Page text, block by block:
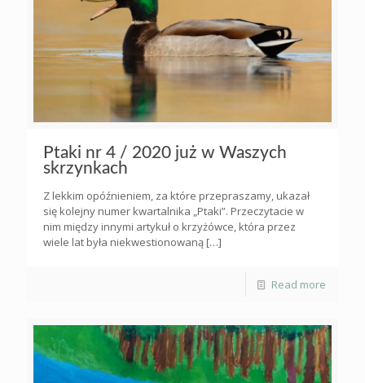
Ptaki nr 4 / 2020 już w Waszych
skrzynkach
Z lekkim opóźnieniem, za które przepraszamy, ukazał
się kolejny numer kwartalnika „Ptaki”. Przeczytacie w
nim między innymi artykuł o krzyżówce, która przez
wiele lat była niekwestionowaną […]
Read more